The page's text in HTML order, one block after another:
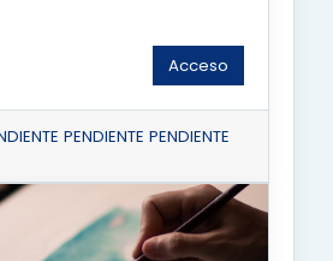
Acceso
PENDIENTE PENDIENTE